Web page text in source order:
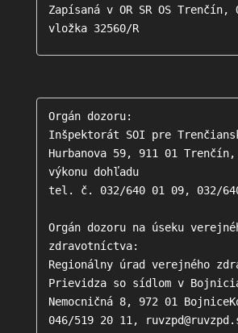
Zapísaná v OR SR OS
vložka 32560/R
Orgán dozoru:
Inšpektorát SOI pre
Hurbanova 59, 911 01 Trenčín,
výkonu dohľadu
tel. č. 032/640 01 09, 032/
Orgán dozoru na úseku
zdravotníctva:
Regionálny úrad verejného
Prievidza so sídlom v
Nemocničná 8, 972 01
046/519 20 11,